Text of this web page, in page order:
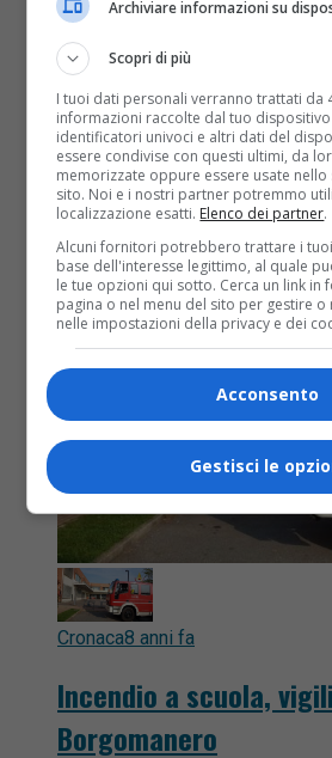
Cronaca8 anni fa
Incendio a scuola,
Borgomanero
Archiviare informazioni su
Scopri di più
I tuoi dati personali verranno trattati da
informazioni raccolte dal tuo
identificatori univoci e altri dati del
essere condivise con questi ultimi, da
memorizzate oppure essere usate
sito. Noi e i nostri partner potremmo
localizzazione esatti. Elenco dei partner.
Alcuni fornitori potrebbero trattare i
base dell'interesse legittimo, al quale
le tue opzioni qui sotto. Cerca un link in
pagina o nel menu del sito per gestire o
nelle impostazioni della privacy e dei
Acconsento
Gestisci le